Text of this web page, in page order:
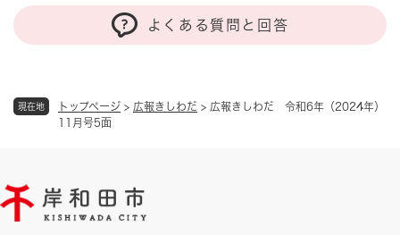
現在地 トップページ > 広報きしわだ > 広報きしわだ 令和6年（2024年）
11月号5面
よくある質問と回答